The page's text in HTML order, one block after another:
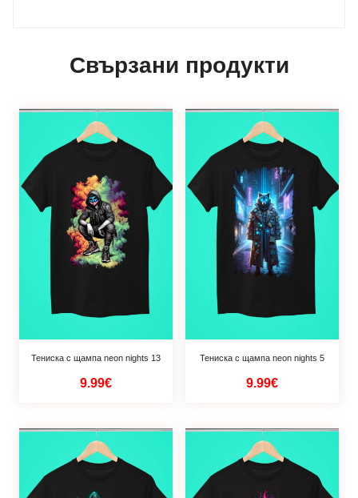
Свързани продукти
Тениска с щампа neon nights 13
9.99€
Тениска с щампа neon nights 5
9.99€